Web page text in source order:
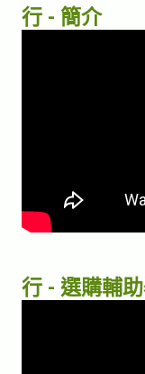
行 - 簡介
行 - 選購輔